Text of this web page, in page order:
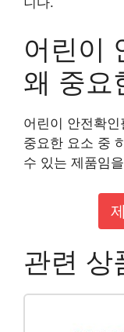
어린이
왜 중요
어린이 안전확
중요한 요소 중
수 있는 제품임
관련 상